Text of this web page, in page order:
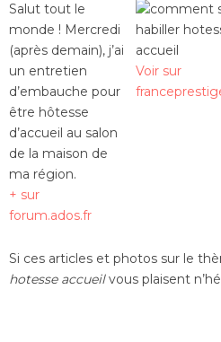
Salut tout le
monde ! Mercredi
(après demain), j’ai
un entretien
d’embauche pour
être hôtesse
d’accueil au salon
de la maison de
ma région.
+ sur
forum.ados.fr
Voir sur
Si ces articles et photos sur le
hotesse accueilvous plaisent